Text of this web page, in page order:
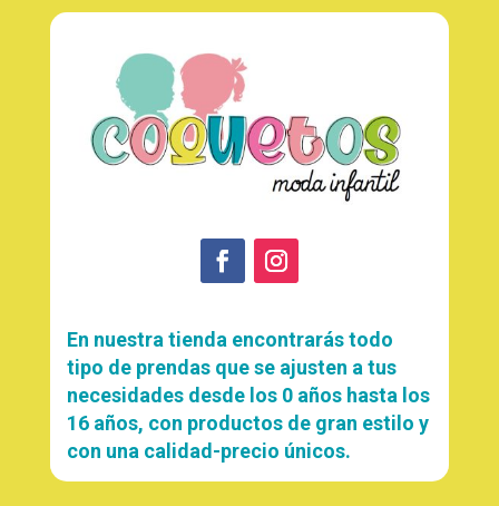
En nuestra tienda encontrarás todo
tipo de prendas que se ajusten a tus
necesidades desde los 0 años hasta los
16 años, con productos de gran estilo y
con una calidad-precio únicos.